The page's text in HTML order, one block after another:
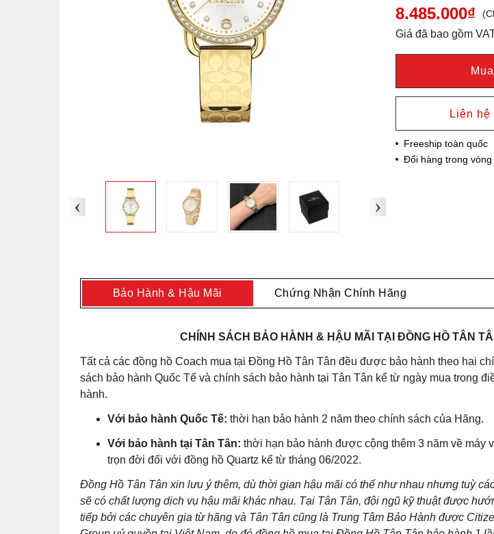
‹ ›
8.485.000₫
Giá đã bao gồm
Liên hệ
Freeship toàn quốc
Đổi hàng trong
Bảo Hành & Hậu Mãi Chứng Nhận Chính Hãng
CHÍNH SÁCH BẢO HÀNH & HẬU MÃI TẠI ĐỒNG HỒ TÂN
Tất cả các đồng hồ Coach mua tại Đồng Hồ Tân Tân đều được bảo hành theo hai
sách bảo hành Quốc Tế và chính sách bảo hành tại Tân Tân kể từ ngày mua trong
hành.
Với bảo hành Quốc Tế: thời hạn bảo hành 2 năm theo chính sách của Hãng.
Với bảo hành tại Tân Tân: thời hạn bảo hành được cộng thêm 3 năm về máy
trọn đời đối với đồng hồ Quartz kể từ tháng 06/2022.
Đồng Hồ Tân Tân xin lưu ý thêm, dù thời gian hậu mãi có thể như nhau nhưng tuỳ
sẽ có chất lượng dịch vụ hậu mãi khác nhau. Tại Tân Tân, đội ngũ kỹ thuật được
tiếp bởi các chuyên gia từ hãng và Tân Tân cũng là Trung Tâm Bảo Hành được